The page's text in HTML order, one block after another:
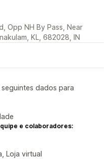
Opp NH By Pass, Near
KL, 682028, IN
dados para
e colaboradores:
Loja virtual